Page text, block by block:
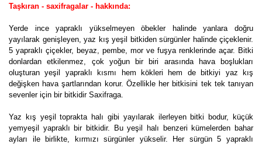
Taşkıran - saxifragalar - hakkında:
Yerde ince yapraklı yükselmeyen öbekler halinde yanlara doğru
yayılarak genişleyen, yaz kış yeşil bitkiden sürgünler halinde çiçeklenir.
5 yapraklı çiçekler, beyaz, pembe, mor ve fuşya renklerinde açar. Bitki
donlardan etkilenmez, çok yoğun bir biri arasında hava boşlukları
oluşturan yeşil yapraklı kısmı hem kökleri hem de bitkiyi yaz kış
değişken hava şartlarından korur. Özellikle her bitkisini tek tek tanıyan
sevenler için bir bitkidir Saxifraga.
Yaz kış yeşil toprakta halı gibi yayılarak ilerleyen bitki bodur, küçük
yemyeşil yapraklı bir bitkidir. Bu yeşil halı benzeri kümelerden bahar
ayları ile birlikte, kırmızı sürgünler yükselir. Her sürgün 5 yapraklı